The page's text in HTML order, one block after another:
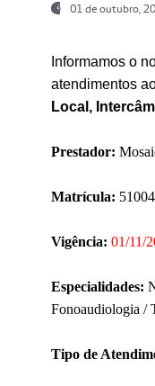
01 de outubro,
Informamos o
atendimentos
Local,
Prestador:
Matrícula:
Vigência: 01/11/
Especialidades:
Fonoaudiologia /
Tipo de